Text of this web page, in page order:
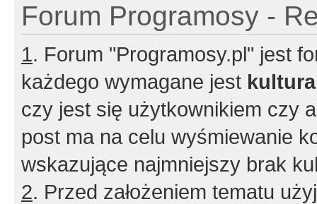
Forum Programosy -
1. Forum "Programosy.pl" jest
każdego wymagane jest
czy jest się użytkownikiem czy
post ma na celu wyśmiewanie
wskazujące najmniejszy brak
2. Przed założeniem tematu